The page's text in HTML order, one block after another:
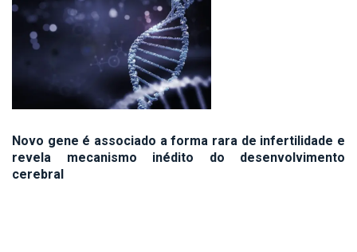
Novo gene é associado a forma rara de infertilidade e
revela mecanismo inédito do desenvolvimento
cerebral